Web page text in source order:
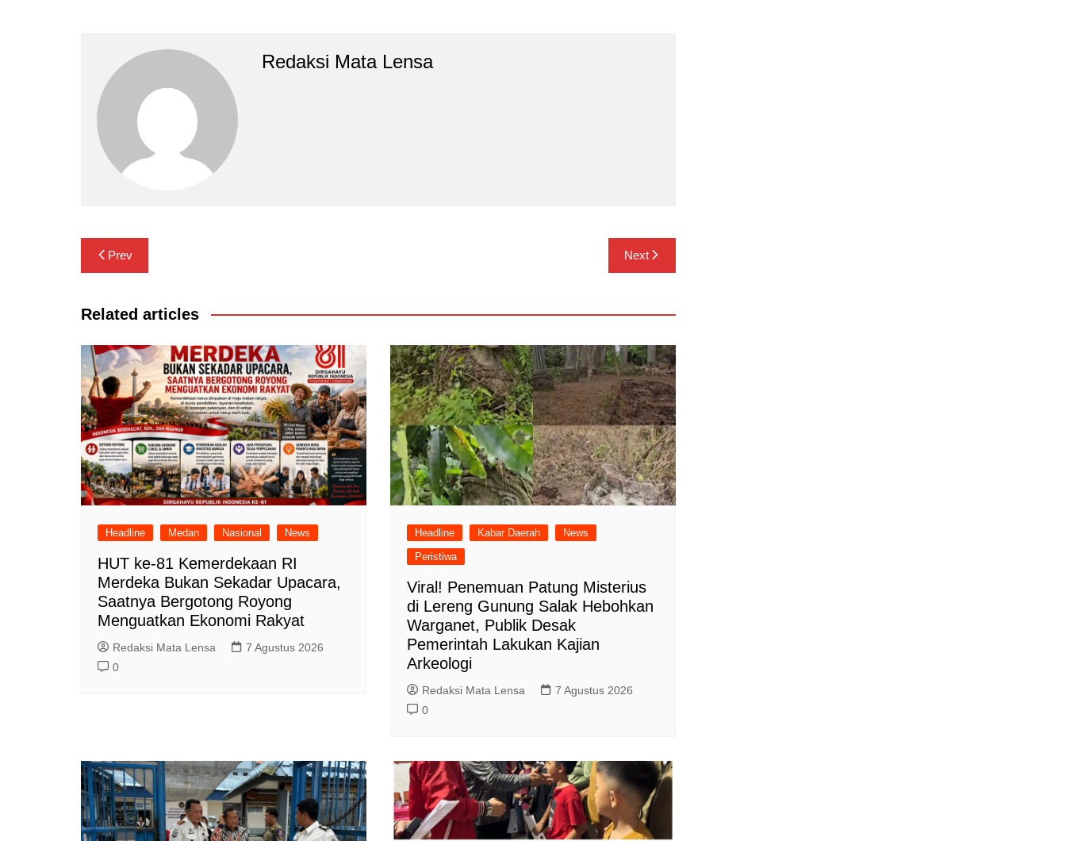
Redaksi Mata Lensa
Navigasi
pos
Prev Next
Related articles
Headline Medan Nasional News
HUT ke-81 Kemerdekaan RI
Merdeka Bukan Sekadar Upacara,
Saatnya Bergotong Royong
Menguatkan Ekonomi Rakyat
Redaksi Mata Lensa
7 Agustus 2026
0
Headline Kabar Daerah
News
Peristiwa
Viral! Penemuan Patung Misterius
di Lereng Gunung Salak Hebohkan
Warganet, Publik Desak
Pemerintah Lakukan Kajian
Arkeologi
Redaksi Mata Lensa
7 Agustus 2026
0